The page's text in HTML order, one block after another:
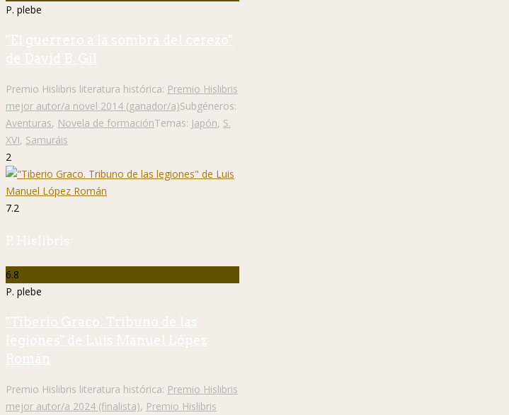
P. plebe
"El guerrero a la sombra del cerezo"
de David B. Gil
Premio Hislibris literatura histórica: Premio Hislibris
mejor autor/a novel 2014 (ganador/a)Subgéneros:
Aventuras, Novela de formaciónTemas: Japón, S.
XVI, Samuráis
2
7.2
P. Hislibris
6.8
P. plebe
"Tiberio Graco. Tribuno de las
legiones" de Luis Manuel López
Román
Premio Hislibris literatura histórica: Premio Hislibris
mejor autor/a 2024 (finalista), Premio Hislibris